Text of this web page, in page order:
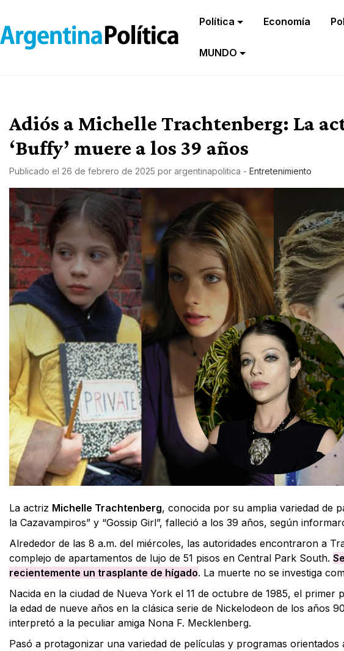
Política Economía
MUNDO
Adiós a Michelle Trachtenberg: La
‘Buffy’ muere a los 39 años
Publicado el 26 de febrero de 2025 por argentinapolitica - Entretenimiento
La actriz Michelle Trachtenberg, conocida por su amplia variedad de
la Cazavampiros” y “Gossip Girl”, falleció a los 39 años, según
Alrededor de las 8 a.m. del miércoles, las autoridades encontraron a
complejo de apartamentos de lujo de 51 pisos en Central Park South.
recientemente un trasplante de hígado. La muerte no se investiga
Nacida en la ciudad de Nueva York el 11 de octubre de 1985, el primer
la edad de nueve años en la clásica serie de Nickelodeon de los años 90
interpretó a la peculiar amiga Nona F. Mecklenberg.
Pasó a protagonizar una variedad de películas y programas